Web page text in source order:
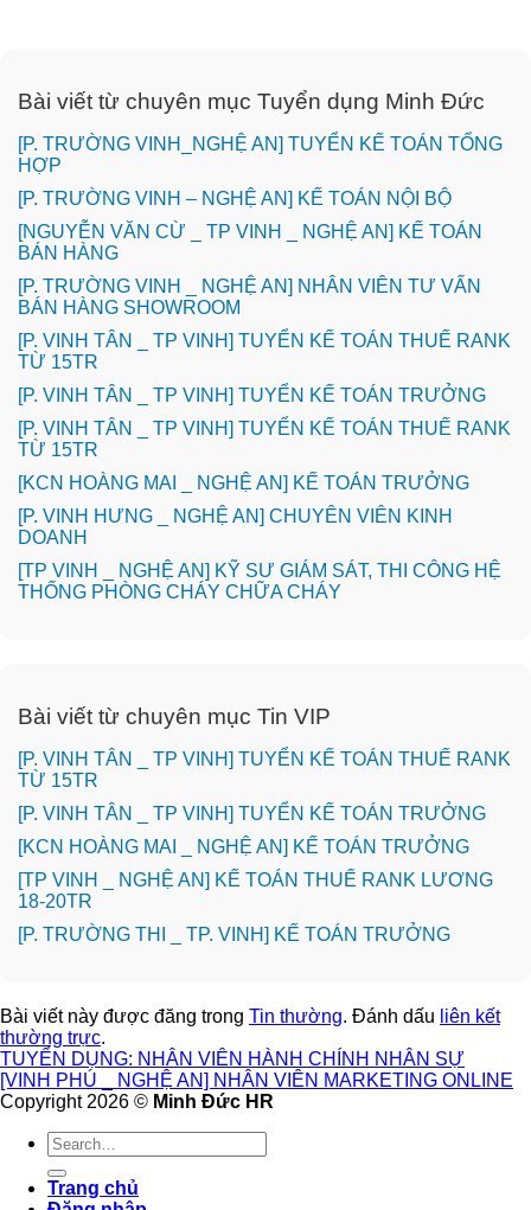
Bài viết từ chuyên mục Tuyển dụng Minh Đức
[P. TRƯỜNG VINH_NGHỆ AN] TUYỂN KẾ TOÁN TỔNG
HỢP
[P. TRƯỜNG VINH – NGHỆ AN] KẾ TOÁN NỘI BỘ
[NGUYỄN VĂN CỪ _ TP VINH _ NGHỆ AN] KẾ TOÁN
BÁN HÀNG
[P. TRƯỜNG VINH _ NGHỆ AN] NHÂN VIÊN TƯ VẤN
BÁN HÀNG SHOWROOM
[P. VINH TÂN _ TP VINH] TUYỂN KẾ TOÁN THUẾ RANK
TỪ 15TR
[P. VINH TÂN _ TP VINH] TUYỂN KẾ TOÁN TRƯỞNG
[P. VINH TÂN _ TP VINH] TUYỂN KẾ TOÁN THUẾ RANK
TỪ 15TR
️[KCN HOÀNG MAI _ NGHỆ AN] KẾ TOÁN TRƯỞNG
️[P. VINH HƯNG _ NGHỆ AN] CHUYÊN VIÊN KINH
DOANH
[TP VINH _ NGHỆ AN] KỸ SƯ GIÁM SÁT, THI CÔNG HỆ
THỐNG PHÒNG CHÁY CHỮA CHÁY
Bài viết từ chuyên mục Tin VIP
[P. VINH TÂN _ TP VINH] TUYỂN KẾ TOÁN THUẾ RANK
TỪ 15TR
[P. VINH TÂN _ TP VINH] TUYỂN KẾ TOÁN TRƯỞNG
️[KCN HOÀNG MAI _ NGHỆ AN] KẾ TOÁN TRƯỞNG
[TP VINH _ NGHỆ AN] KẾ TOÁN THUẾ RANK LƯƠNG
18-20TR
️[P. TRƯỜNG THI _ TP. VINH] KẾ TOÁN TRƯỞNG
Bài viết này được đăng trong Tin thường. Đánh dấu liên kết
thường trực.
TUYỂN DỤNG: NHÂN VIÊN HÀNH CHÍNH NHÂN SỰ
[VINH PHÚ _ NGHỆ AN] NHÂN VIÊN MARKETING ONLINE
Copyright 2026 © Minh Đức HR
Trang chủ